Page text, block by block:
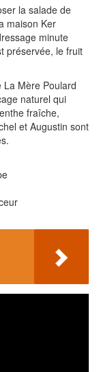
la salade de
maison Ker
minute
préservée, le fruit
La Mère Poulard
naturel qui
fraîche,
et Augustin sont